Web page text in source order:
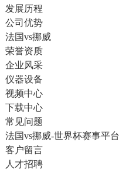
发展历程
公司优势
法国vs挪威
荣誉资质
企业风采
仪器设备
视频中心
下载中心
常见问题
法国vs挪威-世界杯赛事平台
客户留言
人才招聘